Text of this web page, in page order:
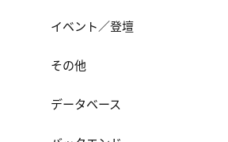
イベント／登壇
その他
データベース